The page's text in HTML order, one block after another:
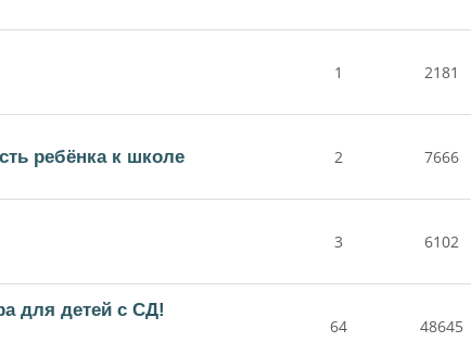
1 2181
ребёнка к школе 2 7666
3 6102
для детей с СД!
64 48645